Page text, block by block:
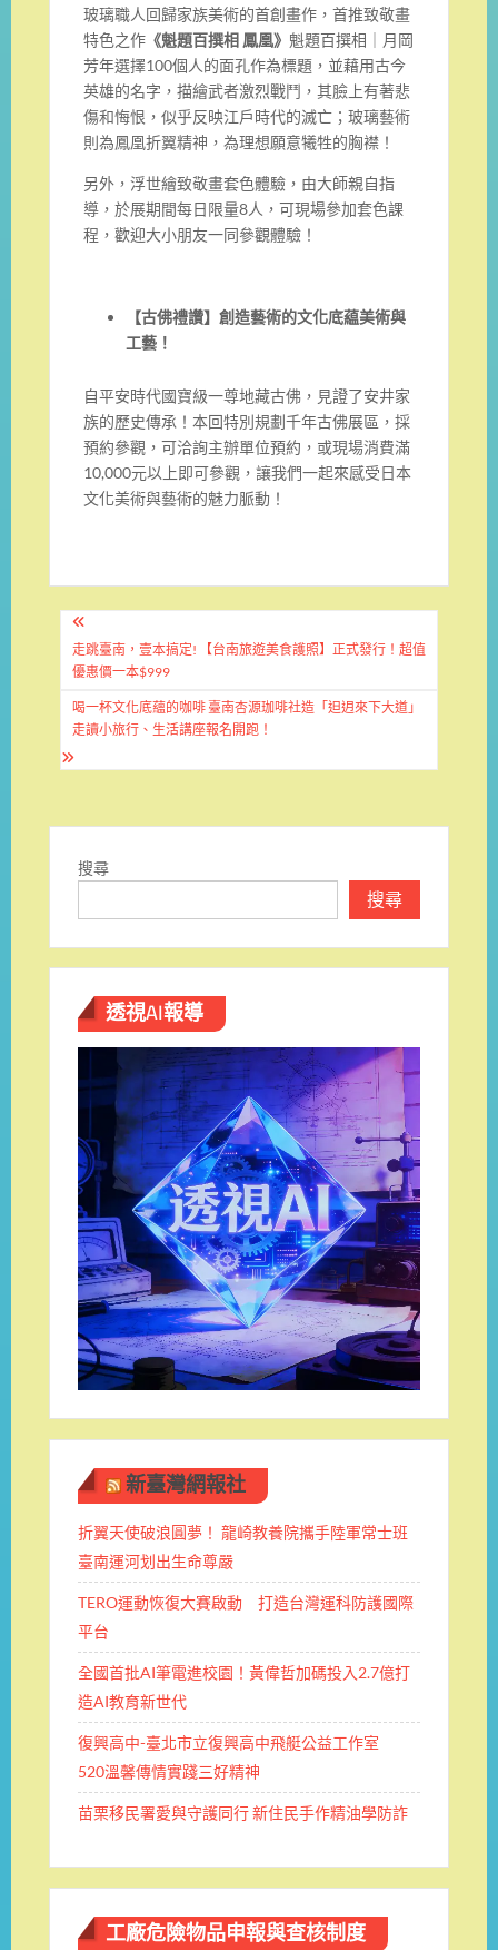
玻璃職人回歸家族美術的首創畫作，首推致敬畫
特色之作《魁題百撰相 鳳凰》 魁題百撰相｜月岡
芳年選擇100個人的面孔作為標題，並藉用古今
英雄的名字，描繪武者激烈戰鬥，其臉上有著悲
傷和悔恨，似乎反映江戶時代的滅亡；玻璃藝術
則為鳳凰折翼精神，為理想願意犧牲的胸襟！
另外，浮世繪致敬畫套色體驗，由大師親自指
導，於展期間每日限量8人，可現場參加套色課
程，歡迎大小朋友一同參觀體驗！
【古佛禮讚】創造藝術的文化底藴美術與
工藝！
自平安時代國寶級一尊地藏古佛，見證了安井家
族的歷史傳承！本回特別規劃千年古佛展區，採
預約參觀，可洽詢主辦單位預約，或現場消費滿
10,000元以上即可參觀，讓我們一起來感受日本
文化美術與藝術的魅力脈動！
文
章
導
覽
走跳臺南，壹本搞定! 【台南旅遊美食護照】正式發行！超值
優惠價一本$999
喝一杯文化底蘊的咖啡 臺南杏源珈啡社造「𨑨迌來下大道」
走讀小旅行、生活講座報名開跑！
搜尋
搜尋
透視AI報導
新臺灣網報社
折翼天使破浪圓夢！ 龍崎教養院攜手陸軍常士班 ​
臺南運河划出生命尊嚴
TERO運動恢復大賽啟動 打造台灣運科防護國際
平台
全國首批AI筆電進校園！黃偉哲加碼投入2.7億打
造AI教育新世代
復興高中-臺北市立復興高中飛艇公益工作室
520溫馨傳情實踐三好精神
苗栗移民署愛與守護同行 新住民手作精油學防詐
工廠危險物品申報與查核制度